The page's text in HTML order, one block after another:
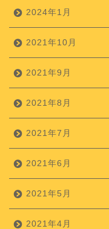
2024年1月
2021年10月
2021年9月
2021年8月
2021年7月
2021年6月
2021年5月
2021年4月